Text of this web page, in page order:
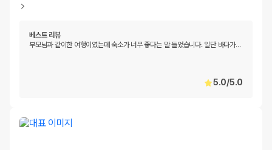
베스트 리뷰
부모님과 같이한 여행이였는데 숙소가 너무 좋다는 말 들었습니다. 일단 바다가…
5.0/5.0